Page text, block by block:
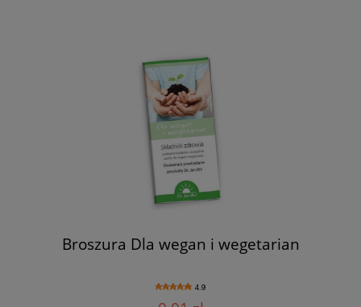
Broszura Dla wegan i wegetarian
4.9